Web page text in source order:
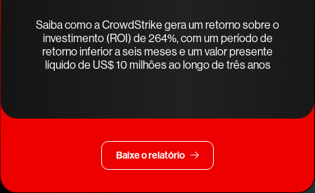
Saiba como a CrowdStrike gera um retorno sobre o
investimento (ROI) de 264%, com um período de
retorno inferior a seis meses e um valor presente
líquido de US$ 10 milhões ao longo de três anos
Baixe o relatório